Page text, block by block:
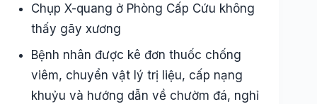
Chụp X-quang ở Phòng Cấp Cứu không
thấy gãy xương
Bệnh nhân được kê đơn thuốc chống
viêm, chuyển vật lý trị liệu, cấp nạng
khuỷu và hướng dẫn về chườm đá, nghỉ